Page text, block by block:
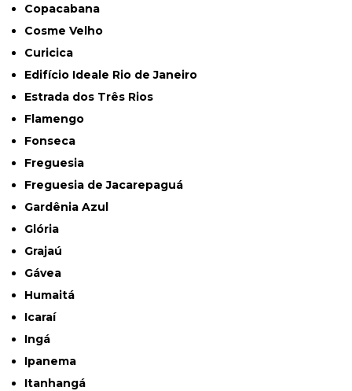
Copacabana
Cosme Velho
Curicica
Edifício Ideale Rio de Janeiro
Estrada dos Três Rios
Flamengo
Fonseca
Freguesia
Freguesia de Jacarepaguá
Gardênia Azul
Glória
Grajaú
Gávea
Humaitá
Icaraí
Ingá
Ipanema
Itanhangá